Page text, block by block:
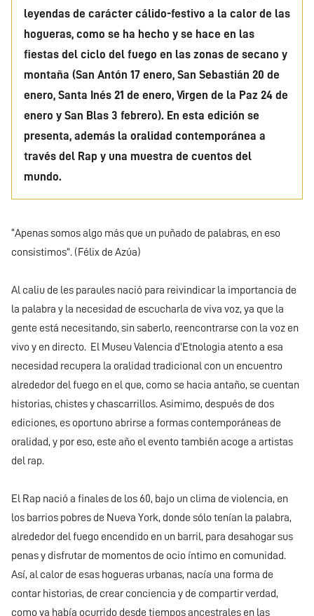
leyendas de carácter cálido-festivo a la calor de las
hogueras, como se ha hecho y se hace en las
fiestas del ciclo del fuego en las zonas de secano y
montaña (San Antón 17 enero, San Sebastián 20 de
enero, Santa Inés 21 de enero, Virgen de la Paz 24 de
enero y San Blas 3 febrero). En esta edición se
presenta, además la oralidad contemporánea a
través del Rap y una muestra de cuentos del
mundo.
“Apenas somos algo más que un puñado de palabras, en eso
consistimos”. (Félix de Azúa)
Al caliu de les paraules nació para reivindicar la importancia de
la palabra y la necesidad de escucharla de viva voz, ya que la
gente está necesitando, sin saberlo, reencontrarse con la voz en
vivo y en directo. El Museu Valencia d’Etnologia atento a esa
necesidad recupera la oralidad tradicional con un encuentro
alrededor del fuego en el que, como se hacia antaño, se cuentan
historias, chistes y chascarrillos. Asimimo, después de dos
ediciones, es oportuno abrirse a formas contemporáneas de
oralidad, y por eso, este año el evento también acoge a artistas
del rap.
El Rap nació a finales de los 60, bajo un clima de violencia, en
los barrios pobres de Nueva York, donde sólo tenían la palabra,
alrededor del fuego encendido en un barril, para desahogar sus
penas y disfrutar de momentos de ocio íntimo en comunidad.
Así, al calor de esas hogueras urbanas, nacía una forma de
contar historias, de crear conciencia y de compartir verdad,
como ya había ocurrido desde tiempos ancestrales en las